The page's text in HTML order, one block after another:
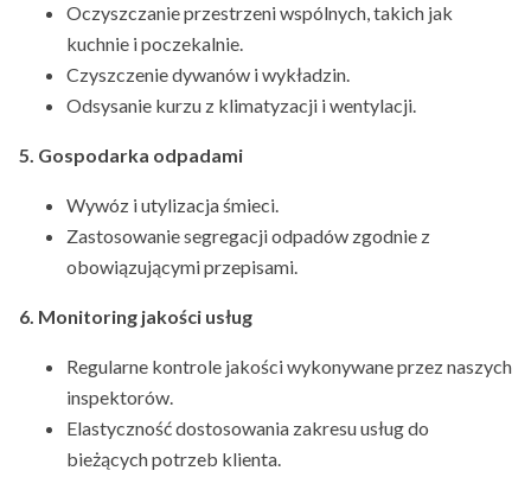
Oczyszczanie przestrzeni wspólnych, takich jak
kuchnie i poczekalnie.
Czyszczenie dywanów i wykładzin.
Odsysanie kurzu z klimatyzacji i wentylacji.
5. Gospodarka odpadami
Wywóz i utylizacja śmieci.
Zastosowanie segregacji odpadów zgodnie z
obowiązującymi przepisami.
6. Monitoring jakości usług
Regularne kontrole jakości wykonywane przez naszych
inspektorów.
Elastyczność dostosowania zakresu usług do
bieżących potrzeb klienta.